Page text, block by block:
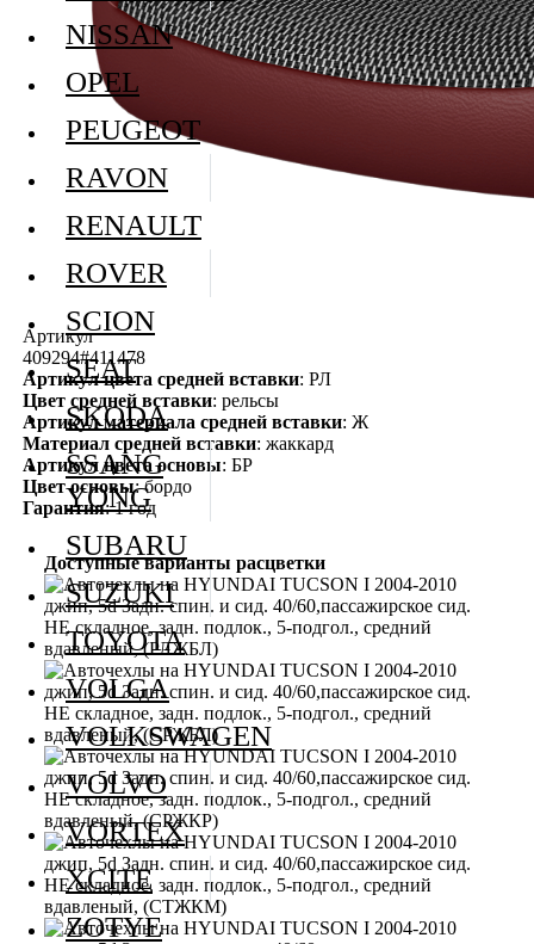
Артикул
409294#411478
Артикул цвета средней вставки: РЛ
Цвет средней вставки: рельсы
Артикул материала средней вставки: Ж
Материал средней вставки: жаккард
Артикул цвета основы: БР
Цвет основы: бордо
Гарантия: 1 год
Доступные варианты расцветки
NISSAN
OPEL
PEUGEOT
RAVON
RENAULT
ROVER
SCION
SEAT
SKODA
SSANG
YONG
SUBARU
SUZUKI
TOYOTA
VOLGA
VOLKSWAGEN
VOLVO
VORTEX
XCITE
ZOTYE